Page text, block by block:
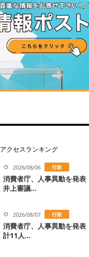
アクセスランキング
2026/08/06 行政
消費者庁、人事異動を発表
井上審議...
2026/08/07 行政
消費者庁、人事異動を発表
計11人...